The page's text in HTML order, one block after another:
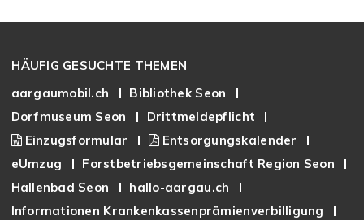
HÄUFIG GESUCHTE THEMEN
aargaumobil.ch
Bibliothek Seon
Dorfmuseum Seon
Drittmeldepflicht
Einzugsformular
Entsorgungskalender
eUmzug
Forstbetriebsgemeinschaft Region Seon
Hallenbad Seon
hallo-aargau.ch
Informationen Krankenkassenprämienverbilligung